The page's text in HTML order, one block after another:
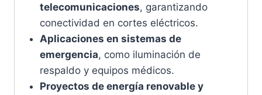
telecomunicaciones, garantizando
conectividad en cortes eléctricos.
Aplicaciones en sistemas de
emergencia, como iluminación de
respaldo y equipos médicos.
Proyectos de energía renovable y